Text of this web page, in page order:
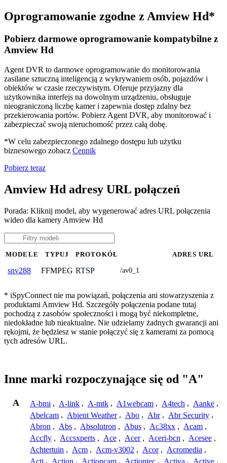
Oprogramowanie zgodne z Amview Hd*
Pobierz darmowe oprogramowanie kompatybilne z
Amview Hd
Agent DVR to darmowe oprogramowanie do monitorowania
zasilane sztuczną inteligencją z wykrywaniem osób, pojazdów i
obiektów w czasie rzeczywistym. Oferuje przyjazny dla
użytkownika interfejs na dowolnym urządzeniu, obsługuje
nieograniczoną liczbę kamer i zapewnia dostęp zdalny bez
przekierowania portów. Pobierz Agent DVR, aby monitorować i
zabezpieczać swoją nieruchomość przez całą dobę.
*W celu zabezpieczonego zdalnego dostępu lub użytku
biznesowego zobacz Cennik
Pobierz teraz
Amview Hd adresy URL połączeń
Porada: Kliknij model, aby wygenerować adres URL połączenia
wideo dla kamery Amview Hd
MODELE TYPUJ PROTOKÓŁ ADRES URL
snv288 FFMPEG RTSP /av0_1
* iSpyConnect nie ma powiązań, połączenia ani stowarzyszenia z
produktami Amview Hd. Szczegóły połączenia podane tutaj
pochodzą z zasobów społeczności i mogą być niekompletne,
niedokładne lub nieaktualne. Nie udzielamy żadnych gwarancji ani
rękojmi, że będziesz w stanie połączyć się z kamerami za pomocą
tych adresów URL.
Inne marki rozpoczynające się od "A"
A A-bmi , A-link , A-mtk , A1webcam , A4tech , Aanke ,
Abelcam , Abient Weather , Abo , Abr , Abr Security ,
Abron , Abs , Absolutron , Abus , Ac38xx , Acam ,
Accfly , Accsxperts , Ace , Acer , Aceri-bcn , Acesee ,
Achtertuin , Acm , Acm-v3002 , Acor , Acromedia ,
Acti , Action , Actioncam , Actiontec , Activa , Active ,